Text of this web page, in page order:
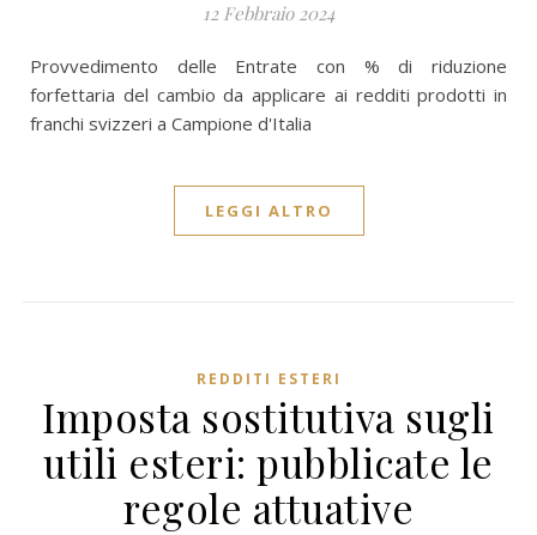
12 Febbraio 2024
Provvedimento delle Entrate con % di riduzione
forfettaria del cambio da applicare ai redditi prodotti in
franchi svizzeri a Campione d'Italia
LEGGI ALTRO
REDDITI ESTERI
Imposta sostitutiva sugli
utili esteri: pubblicate le
regole attuative